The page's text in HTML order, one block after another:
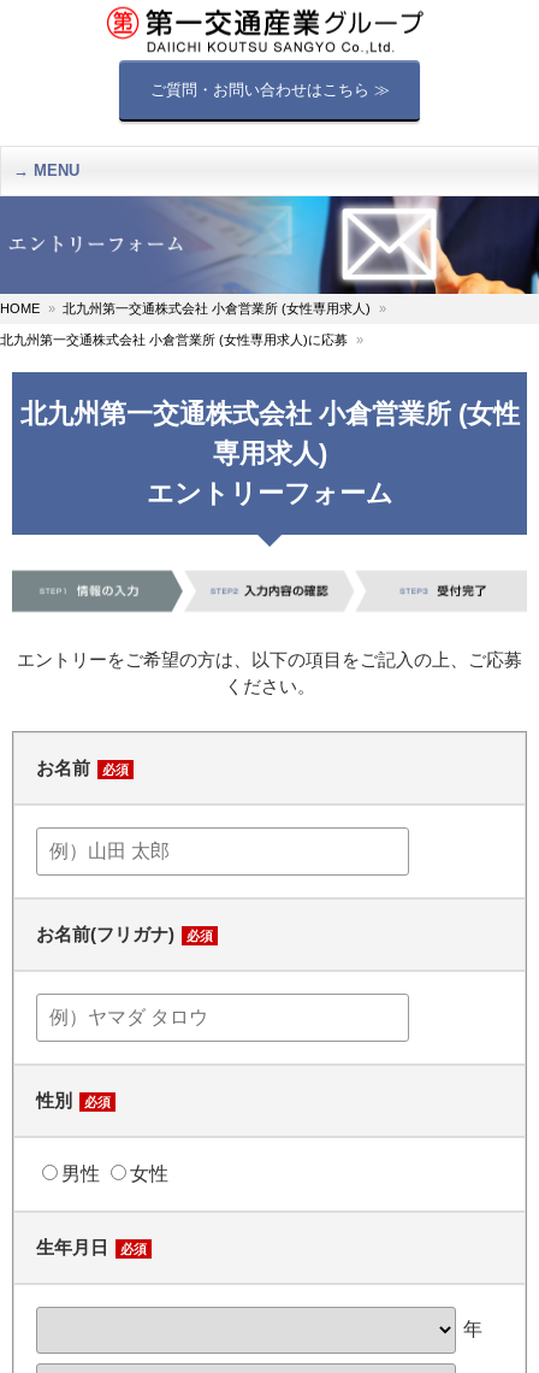
ご質問・お問い合わせはこちら ≫
MENU
HOME 北九州第一交通株式会社 小倉営業所 (女性専用求人)
北九州第一交通株式会社 小倉営業所 (女性専用求人)に応募
北九州第一交通株式会社 小倉営業所 (女性
専用求人)
エントリーフォーム
エントリーをご希望の方は、以下の項目をご記入の上、ご応募
ください。
お名前 必須
お名前(フリガナ) 必須
性別 必須
男性 女性
生年月日 必須
年